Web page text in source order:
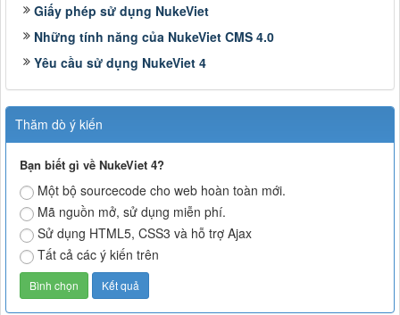
Giấy phép sử dụng NukeViet
Những tính năng của NukeViet CMS 4.0
Yêu cầu sử dụng NukeViet 4
Thăm dò ý kiến
Bạn biết gì về NukeViet 4?
Một bộ sourcecode cho web hoàn toàn mới.
Mã nguồn mở, sử dụng miễn phí.
Sử dụng HTML5, CSS3 và hỗ trợ Ajax
Tất cả các ý kiến trên